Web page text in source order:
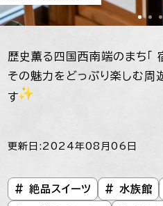
歴史薫る四国西南端のまち「
その魅力をどっぷり楽しむ周
す
更新日:2024年08月06日
# 絶品スイーツ # 水族館